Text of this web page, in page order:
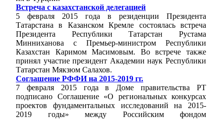
Встреча с казахстанской делегацией
5 февраля 2015 года в резиденции Президента
Татарстана в Казанском Кремле состоялась встреча
Президента Республики Татарстан Рустама
Минниханова с Премьер-министром Республики
Казахстан Каримом Масимовым. Во встрече также
принял участие президент Академии наук Республики
Татарстан Мякзюм Салахов.
Соглашение РФФИ на 2015-2019 гг.
7 февраля 2015 года в Доме правительства РТ
подписано Соглашение «О региональных конкурсах
проектов фундаментальных исследований на 2015-
2019 годы» между Российским фондом